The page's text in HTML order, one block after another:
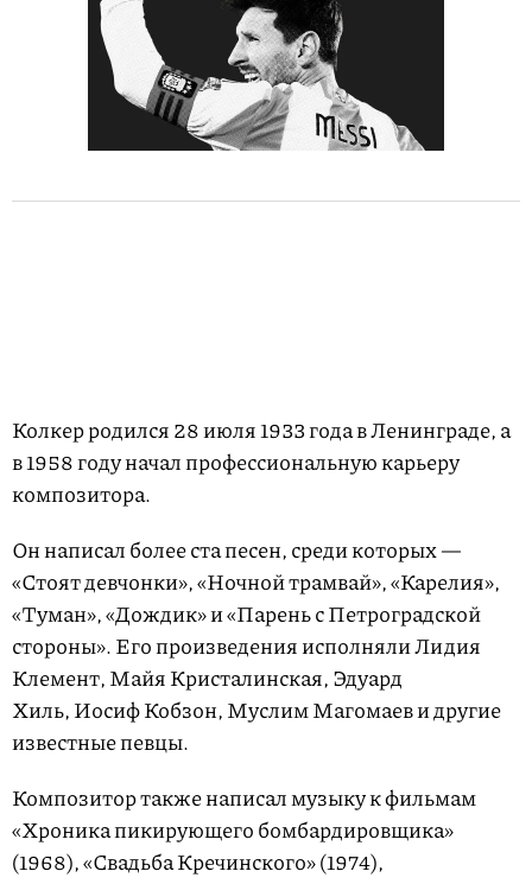
Колкер родился 28 июля 1933 года в Ленинграде, а
в 1958 году начал профессиональную карьеру
композитора.
Он написал более ста песен, среди которых —
«Стоят девчонки», «Ночной трамвай», «Карелия»,
«Туман», «Дождик» и «Парень с Петроградской
стороны». Его произведения исполняли Лидия
Клемент, Майя Кристалинская, Эдуард
Хиль, Иосиф Кобзон, Муслим Магомаев и другие
известные певцы.
Композитор также написал музыку к фильмам
«Хроника пикирующего бомбардировщика»
(1968), «Свадьба Кречинского» (1974),